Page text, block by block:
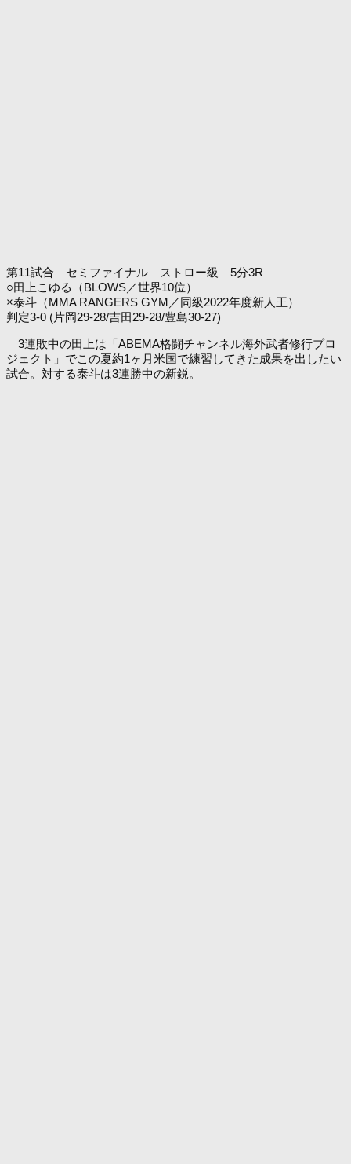
第11試合 セミファイナル ストロー級 5分3R
○田上こゆる（BLOWS／世界10位）
×泰斗（MMA RANGERS GYM／同級2022年度新人王）
判定3-0 (片岡29-28/吉田29-28/豊島30-27)
3連敗中の田上は「ABEMA格闘チャンネル海外武者修行プロ
ジェクト」でこの夏約1ヶ月米国で練習してきた成果を出したい
試合。対する泰斗は3連勝中の新鋭。